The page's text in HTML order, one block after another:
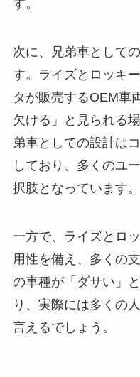
す。
次に、兄弟車として
す。ライズとロッキ
タが販売するOEM車
欠ける」と見られる
弟車としての設計は
しており、多くのユ
択肢となっています。
一方で、ライズとロ
用性を備え、多くの
の車種が「ダサい」
り、実際には多くの
言えるでしょう。